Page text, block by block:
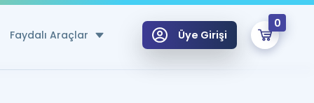
Faydalı Araçlar Üye Girişi
0